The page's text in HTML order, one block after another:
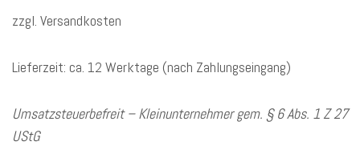
zzgl. Versandkosten
Lieferzeit: ca. 12 Werktage (nach Zahlungseingang)
Umsatzsteuerbefreit – Kleinunternehmer gem. § 6 Abs. 1 Z 27
UStG